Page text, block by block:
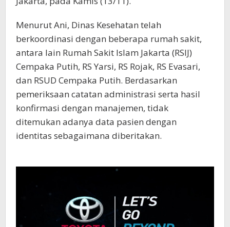
Menurut Ani, Dinas Kesehatan telah
berkoordinasi dengan beberapa rumah sakit,
antara lain Rumah Sakit Islam Jakarta (RSIJ)
Cempaka Putih, RS Yarsi, RS Rojak, RS Evasari,
dan RSUD Cempaka Putih. Berdasarkan
pemeriksaan catatan administrasi serta hasil
konfirmasi dengan manajemen, tidak
ditemukan adanya data pasien dengan
identitas sebagaimana diberitakan.